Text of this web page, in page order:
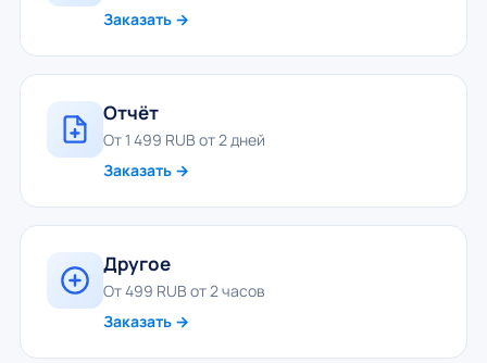
Заказать →
Отчёт
От 1 499 RUB от 2 дней
Заказать →
Другое
От 499 RUB от 2 часов
Заказать →